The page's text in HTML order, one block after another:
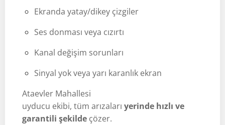
Ekranda yatay/dikey çizgiler
Ses donması veya cızırtı
Kanal değişim sorunları
Sinyal yok veya yarı karanlık ekran
Ataevler Mahallesi
uyducu ekibi, tüm arızaları yerinde hızlı ve
garantili şekilde çözer.